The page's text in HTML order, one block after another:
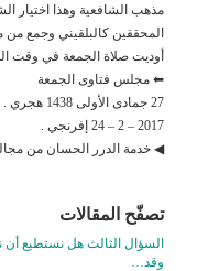
مذهب الشافعية وهذا اختيار
المحققين كالبلقيني وجمع من
أوديت صلاة الجمعة في وقت
⬅ مجلس فتاوى الجمعة
27 جمادى الأولى 1438 هجري .
2017 – 2 – 24 إفرنجي .
◀ خدمة الدرر الحسان من
تصفّح المقالات
السؤال الثالث هل نستطيع أن
وقد…